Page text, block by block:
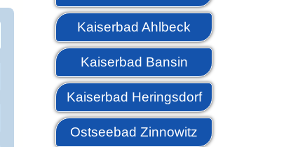
Kaiserbad Ahlbeck
Kaiserbad Bansin
Kaiserbad Heringsdorf
Ostseebad Zinnowitz